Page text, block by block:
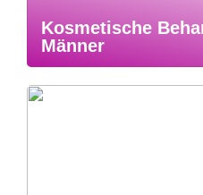
Kosmetische
Männer